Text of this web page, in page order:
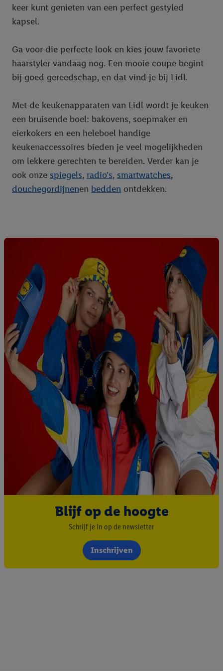
keer kunt genieten van een perfect gestyled
kapsel.
Ga voor die perfecte look en kies jouw favoriete
haarstyler vandaag nog. Een mooie coupe begint
bij goed gereedschap, en dat vind je bij Lidl.
Met de keukenapparaten van Lidl wordt je keuken
een bruisende boel: bakovens, soepmaker en
eierkokers en een heleboel handige
keukenaccessoires bieden je veel mogelijkheden
om lekkere gerechten te bereiden. Verder kan je
ook onze spiegels, radio's, smartwatches,
douchegordijnenen bedden ontdekken.
Blijf op de hoogte
Schrijf je in op de newsletter
Inschrijven